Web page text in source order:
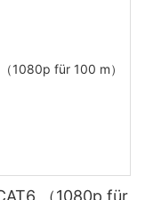
（1080p für